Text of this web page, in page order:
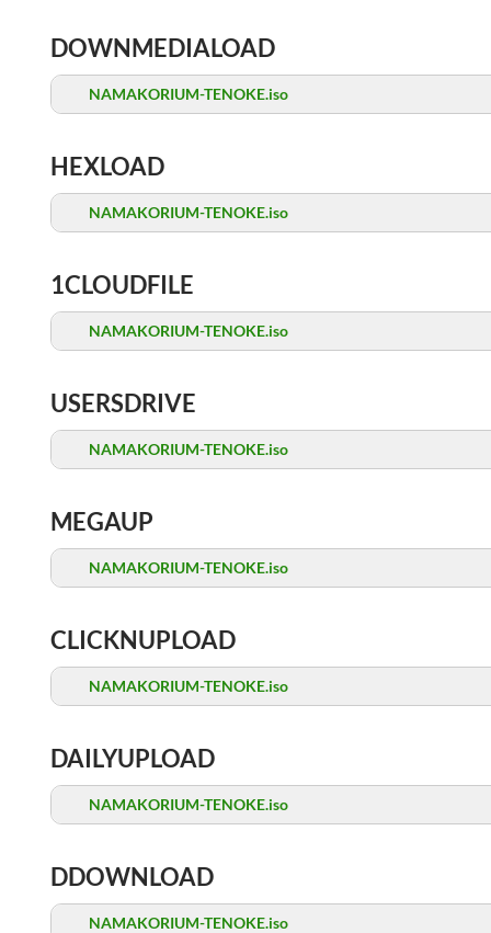
DOWNMEDIALOAD
NAMAKORIUM-TENOKE.iso
HEXLOAD
NAMAKORIUM-TENOKE.iso
1CLOUDFILE
NAMAKORIUM-TENOKE.iso
USERSDRIVE
NAMAKORIUM-TENOKE.iso
MEGAUP
NAMAKORIUM-TENOKE.iso
CLICKNUPLOAD
NAMAKORIUM-TENOKE.iso
DAILYUPLOAD
NAMAKORIUM-TENOKE.iso
DDOWNLOAD
NAMAKORIUM-TENOKE.iso